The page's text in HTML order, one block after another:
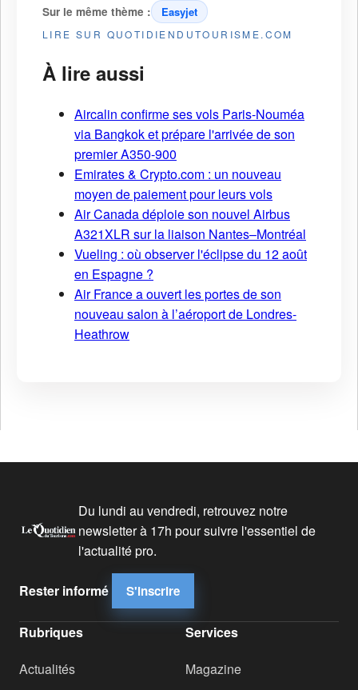
Sur le même thème : Easyjet
LIRE SUR QUOTIDIENDUTOURISME.COM
À lire aussi
Aircalin confirme ses vols Paris-Nouméa
via Bangkok et prépare l'arrivée de son
premier A350-900
Emirates & Crypto.com : un nouveau
moyen de paiement pour leurs vols
Air Canada déploie son nouvel Airbus
A321XLR sur la liaison Nantes–Montréal
Vueling : où observer l'éclipse du 12 août
en Espagne ?
Air France a ouvert les portes de son
nouveau salon à l’aéroport de Londres-
Heathrow
Du lundi au vendredi, retrouvez notre
newsletter à 17h pour suivre l'essentiel de
l'actualité pro.
Rester informé S'inscrire
Rubriques
Actualités
Services
Magazine